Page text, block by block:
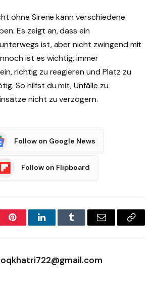
ohne Sirene kann verschiedene
Es zeigt an, dass ein
ist, aber nicht zwingend mit
ist es wichtig, immer
richtig zu reagieren und Platz zu
So hilfst du mit, Unfälle zu
nicht zu verzögern.
Follow on Google News
Follow on Flipboard
PinterestLinkedInTumblr Email
Copy